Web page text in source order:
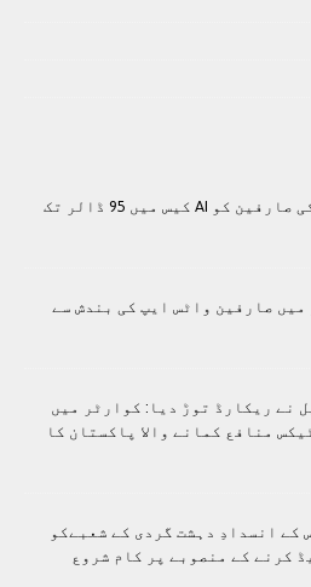
ایپل امریکی صارفین کو AI کیس میں 95 ڈالر تک
میں صارفین واٹس ایپ کی بندش سے
نے ریکارڈ توڑ دیا: کوارٹر میں
ٹیکس منافع کمانے والا پاکستان کا
کے انسدادِ دہشت گردی کے شعبےکو
کرنے کے منصوبے پر کام شروع